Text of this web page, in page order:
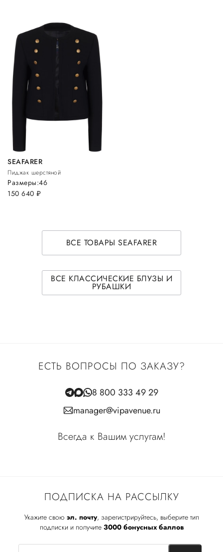
SEAFARER
Пиджак шерстяной
150 640 руб.
Размеры:46
ВСЕ ТОВАРЫ SEAFARER
ВСЕ КЛАССИЧЕСКИЕ БЛУЗЫ И
РУБАШКИ
ПОДПИСКА НА РАССЫЛКУ
Укажите свою эл. почту, зарегистрируйтесь, выберите тип
подписки и получите 3000 бонусных баллов
ЕСТЬ ВОПРОСЫ ПО ЗАКАЗУ?
8 800 333 49 29
manager@vipavenue.ru
Всегда к Вашим услугам!